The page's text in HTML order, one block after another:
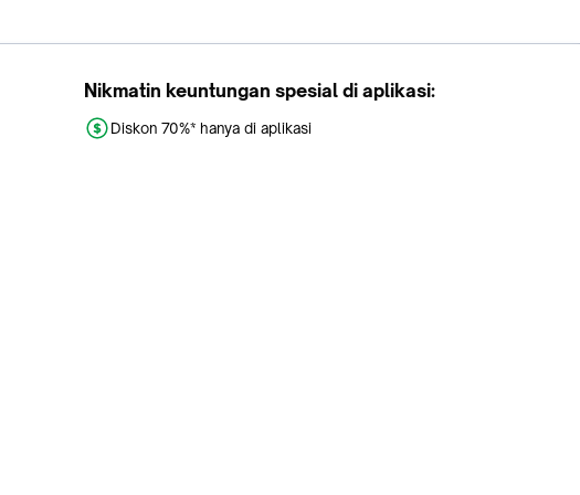
Nikmatin keuntungan spesial di aplikasi:
Diskon 70%* hanya di aplikasi